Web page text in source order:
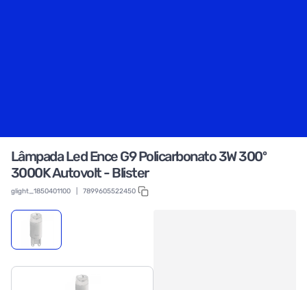
Lâmpada Led Ence G9 Policarbonato 3W 300º
3000K Autovolt - Blister
glight_1850401100 7899605522450